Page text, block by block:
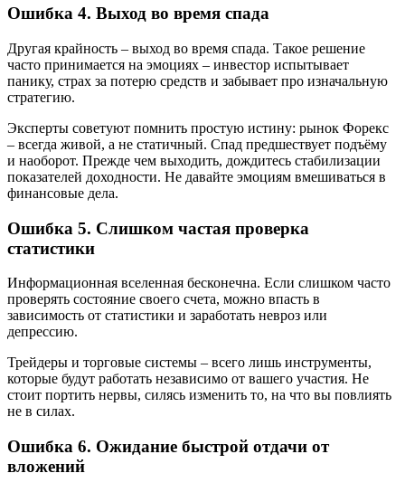
Ошибка 4. Выход во время спада
Другая крайность – выход во время спада. Такое решение
часто принимается на эмоциях – инвестор испытывает
панику, страх за потерю средств и забывает про изначальную
стратегию.
Эксперты советуют помнить простую истину: рынок Форекс
– всегда живой, а не статичный. Спад предшествует подъёму
и наоборот. Прежде чем выходить, дождитесь стабилизации
показателей доходности. Не давайте эмоциям вмешиваться в
финансовые дела.
Ошибка 5. Слишком частая проверка
статистики
Информационная вселенная бесконечна. Если слишком часто
проверять состояние своего счета, можно впасть в
зависимость от статистики и заработать невроз или
депрессию.
Трейдеры и торговые системы – всего лишь инструменты,
которые будут работать независимо от вашего участия. Не
стоит портить нервы, силясь изменить то, на что вы повлиять
не в силах.
Ошибка 6. Ожидание быстрой отдачи от
вложений